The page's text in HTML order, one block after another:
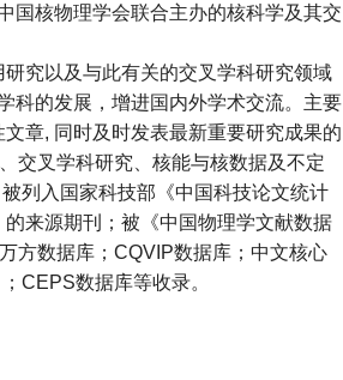
国核物理学会联合主办的核科学及其交
究以及与此有关的交叉学科研究领域
科的发展，增进国内外学术交流。主要
章, 同时及时发表最新重要研究成果的
交叉学科研究、核能与核数据及不定
列入国家科技部《中国科技论文统计
来源期刊；被《中国物理学文献数据
方数据库；CQVIP数据库；中文核心
CEPS数据库等收录。